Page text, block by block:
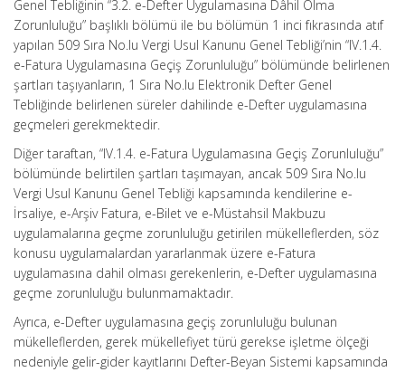
Genel Tebliğinin “3.2. e-Defter Uygulamasına Dâhil Olma
Zorunluluğu” başlıklı bölümü ile bu bölümün 1 inci fıkrasında atıf
yapılan 509 Sıra No.lu Vergi Usul Kanunu Genel Tebliği’nin “IV.1.4.
e-Fatura Uygulamasına Geçiş Zorunluluğu” bölümünde belirlenen
şartları taşıyanların, 1 Sıra No.lu Elektronik Defter Genel
Tebliğinde belirlenen süreler dahilinde e-Defter uygulamasına
geçmeleri gerekmektedir.
Diğer taraftan, “IV.1.4. e-Fatura Uygulamasına Geçiş Zorunluluğu”
bölümünde belirtilen şartları taşımayan, ancak 509 Sıra No.lu
Vergi Usul Kanunu Genel Tebliği kapsamında kendilerine e-
İrsaliye, e-Arşiv Fatura, e-Bilet ve e-Müstahsil Makbuzu
uygulamalarına geçme zorunluluğu getirilen mükelleflerden, söz
konusu uygulamalardan yararlanmak üzere e-Fatura
uygulamasına dahil olması gerekenlerin, e-Defter uygulamasına
geçme zorunluluğu bulunmamaktadır.
Ayrıca, e-Defter uygulamasına geçiş zorunluluğu bulunan
mükelleflerden, gerek mükellefiyet türü gerekse işletme ölçeği
nedeniyle gelir-gider kayıtlarını Defter-Beyan Sistemi kapsamında